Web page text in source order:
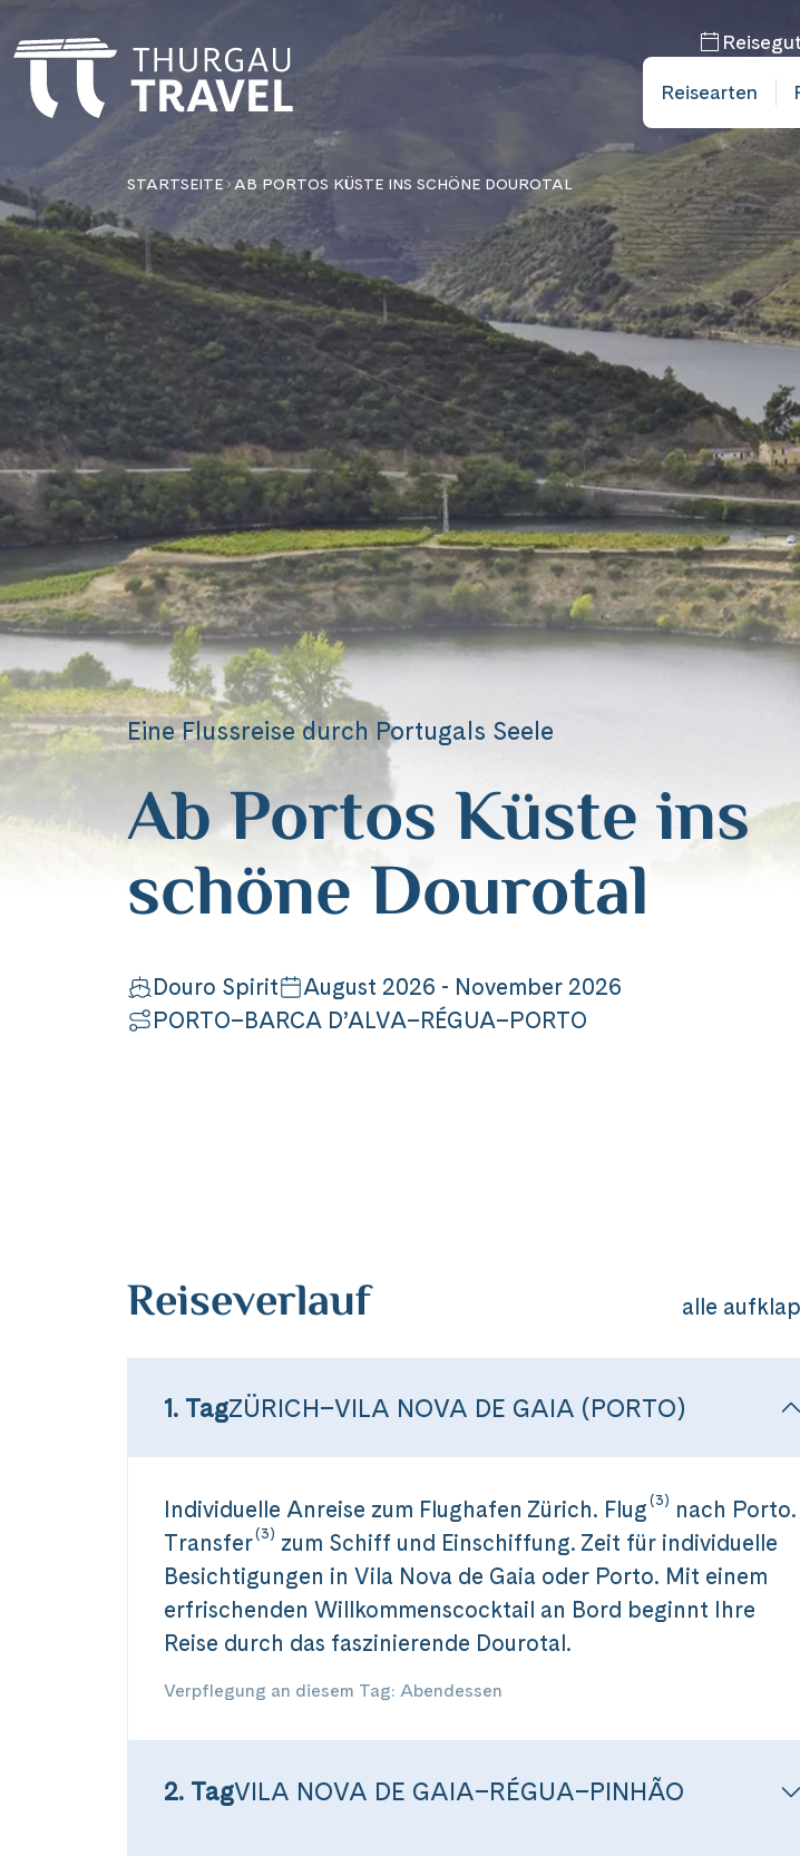
Reisearten
STARTSEITE AB PORTOS KÜSTE INS SCHÖNE DOUROTAL
Eine Flussreise durch Portugals Seele
Ab Portos Küste ins
schöne Dourotal
Douro Spirit
August 2026 - November 2026
PORTO–BARCA D’ALVA–RÉGUA–PORTO
Reiseverlauf alle
1. TagZÜRICH–VILA NOVA DE GAIA (PORTO)
Individuelle Anreise zum Flughafen Zürich. Flug (3) nach Porto.
Transfer(3) zum Schiff und Einschiffung. Zeit für individuelle
Besichtigungen in Vila Nova de Gaia oder Porto. Mit einem
erfrischenden Willkommenscocktail an Bord beginnt Ihre
Reise durch das faszinierende Dourotal.
Verpflegung an diesem Tag: Abendessen
2. TagVILA NOVA DE GAIA–RÉGUA–PINHÃO